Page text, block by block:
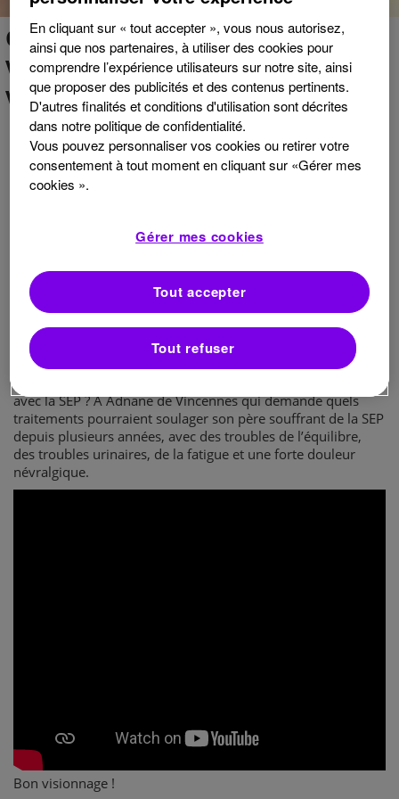
CHARLOTTE RÉPOND À
VOS QUESTIONS
VIDÉO 5
En mai, Charlotte répond à Séverine de Chaumont qui
demande où et comment trouver un centre de rééducation
pour une personne atteinte de SEP. À Frédéric de Hénin-
sur un « lit d’aiguilles », il est très fatigué et a des problèmes
d’ordre sexuel. Aurait-il une SEP ?
À Mohamed du Maroc, jeune médecin, qui souffre de la SEP
depuis 20 ans, et qui demande les dernières nouveautés sur
les traitements. À Céline de Frahier, qui accompagne au
quotidien son marie malade, et qui demande s’il est possible
de passer à côté du diagnostic de SEP via une ponction
lombaire. À Géraldine de Nancy, qui a une SEP depuis 10
avec la SEP ? À Adnane de Vincennes qui demande quels
traitements pourraient soulager son père souffrant de la SEP
depuis plusieurs années, avec des troubles de l’équilibre,
des troubles urinaires, de la fatigue et une forte douleur
névralgique.
Bon visionnage !
En cliquant sur « tout accepter », vous nous autorisez,
ainsi que nos partenaires, à utiliser des cookies pour
comprendre l’expérience utilisateurs sur notre site, ainsi
que proposer des publicités et des contenus pertinents.
D'autres finalités et conditions d'utilisation sont décrites
dans notre politique de confidentialité.
Vous pouvez personnaliser vos cookies ou retirer votre
consentement à tout moment en cliquant sur «Gérer mes
cookies ».
Gérer mes cookies
Tout refuser
Tout accepter